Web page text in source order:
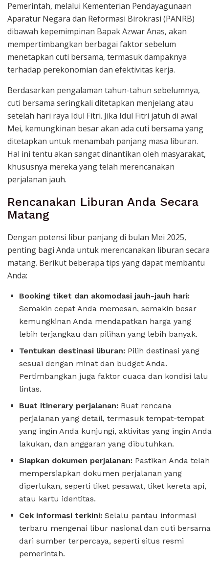
Pemerintah, melalui Kementerian Pendayagunaan
Aparatur Negara dan Reformasi Birokrasi (PANRB)
dibawah kepemimpinan Bapak Azwar Anas, akan
mempertimbangkan berbagai faktor sebelum
menetapkan cuti bersama, termasuk dampaknya
terhadap perekonomian dan efektivitas kerja.
Berdasarkan pengalaman tahun-tahun sebelumnya,
cuti bersama seringkali ditetapkan menjelang atau
setelah hari raya Idul Fitri. Jika Idul Fitri jatuh di awal
Mei, kemungkinan besar akan ada cuti bersama yang
ditetapkan untuk menambah panjang masa liburan.
Hal ini tentu akan sangat dinantikan oleh masyarakat,
khususnya mereka yang telah merencanakan
perjalanan jauh.
Rencanakan Liburan Anda Secara
Matang
Dengan potensi libur panjang di bulan Mei 2025,
penting bagi Anda untuk merencanakan liburan secara
matang. Berikut beberapa tips yang dapat membantu
Anda:
Booking tiket dan akomodasi jauh-jauh hari:
Semakin cepat Anda memesan, semakin besar
kemungkinan Anda mendapatkan harga yang
lebih terjangkau dan pilihan yang lebih banyak.
Tentukan destinasi liburan: Pilih destinasi yang
sesuai dengan minat dan budget Anda.
Pertimbangkan juga faktor cuaca dan kondisi lalu
lintas.
Buat itinerary perjalanan: Buat rencana
perjalanan yang detail, termasuk tempat-tempat
yang ingin Anda kunjungi, aktivitas yang ingin Anda
lakukan, dan anggaran yang dibutuhkan.
Siapkan dokumen perjalanan: Pastikan Anda telah
mempersiapkan dokumen perjalanan yang
diperlukan, seperti tiket pesawat, tiket kereta api,
atau kartu identitas.
Cek informasi terkini: Selalu pantau informasi
terbaru mengenai libur nasional dan cuti bersama
dari sumber terpercaya, seperti situs resmi
pemerintah.